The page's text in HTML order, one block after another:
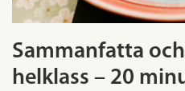
Sammanfatta
helklass – 20